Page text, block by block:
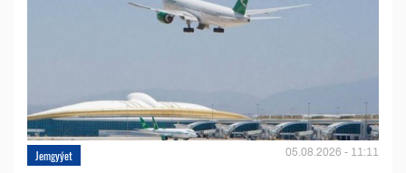
Jemgyýet 05.08.2026 - 11:11